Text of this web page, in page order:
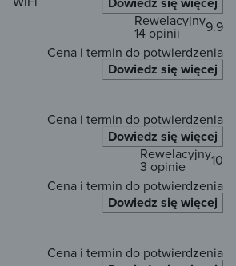
9.9
Rewelacyjny
14 opinii
Cena i termin do potwierdzenia
Dowiedz się więcej
Cena i termin do potwierdzenia
Dowiedz się więcej
10
Rewelacyjny
3 opinie
Cena i termin do potwierdzenia
Dowiedz się więcej
Cena i termin do potwierdzenia